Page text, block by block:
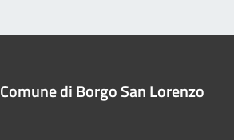
Comune di Borgo San Lorenzo